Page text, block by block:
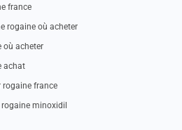
france
rogaine où acheter
où acheter
achat
rogaine france
minoxidil